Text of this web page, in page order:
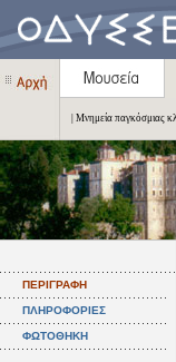
| Μνημεία παγκόσμιας
ΠΕΡΙΓΡΑΦΗ
ΠΛΗΡΟΦΟΡΙΕΣ
ΦΩΤΟΘΗΚΗ